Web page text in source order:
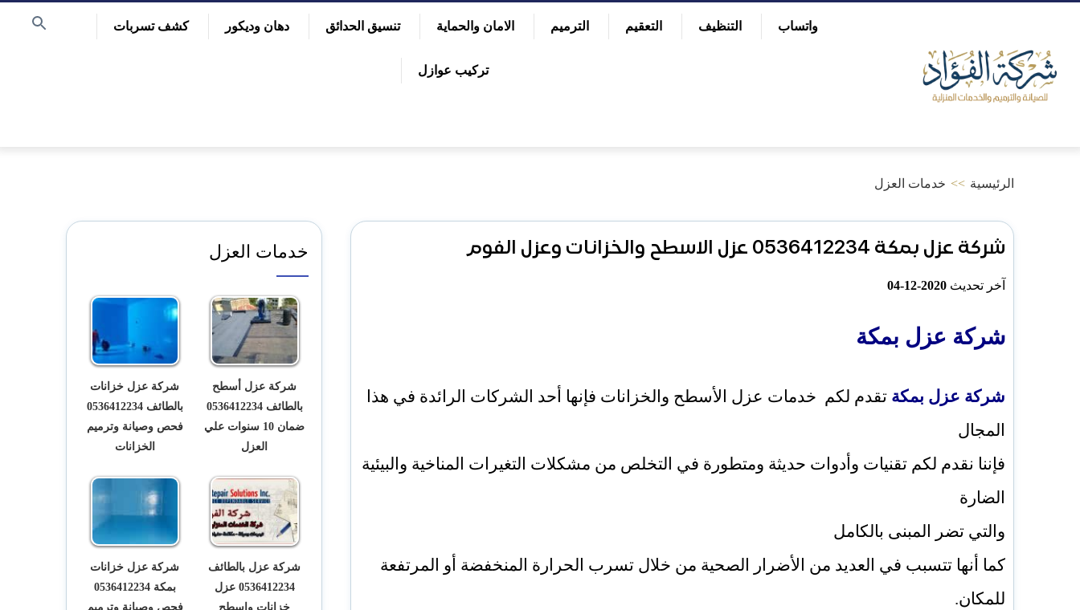
المحتوى
واتساب التنظيف التعقيم الترميم الامان والحماية تنسيق الحدائق دهان وديكور كشف تسربات
تركيب عوازل
الرئيسية >> خدمات العزل
شركة عزل بمكة 0536412234 عزل الاسطح والخزانات وعزل الفوم
آخر تحديث 2020-12-04
شركة عزل بمكة
شركة عزل بمكة تقدم لكم خدمات عزل الأسطح والخزانات فإنها أحد الشركات الرائدة في هذا
المجال
فإننا نقدم لكم تقنيات وأدوات حديثة ومتطورة في التخلص من مشكلات التغيرات المناخية والبيئية
الضارة
والتي تضر المبنى بالكامل
كما أنها تتسبب في العديد من الأضرار الصحية من خلال تسرب الحرارة المنخفضة أو المرتفعة
للمكان.
خدمات العزل
شركة عزل أسطح
بالطائف 0536412234
ضمان 10 سنوات علي
العزل
شركة عزل خزانات
بالطائف 0536412234
فحص وصيانة وترميم
الخزانات
شركة عزل بالطائف
0536412234 عزل
خزانات واسطح
شركة عزل خزانات
بمكة 0536412234
فحص وصيانة وترميم